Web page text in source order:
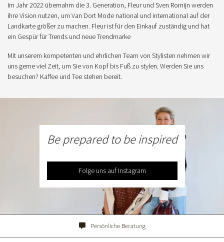
Im Jahr 2022 übernahm die 3. Generation, Fleur und Sven Romijn werden
ihre Vision nutzen, um Van Dort Mode national und international auf der
Landkarte größer zu machen. Fleur ist für den Einkauf zuständig und hat
ein Gespür für Trends und neue Trendmarke
Mit unserem kompetenten und ehrlichen Team von Stylisten nehmen wir
uns gerne viel Zeit, um Sie von Kopf bis Fuß zu stylen. Werden Sie uns
besuchen? Kaffee und Tee stehen bereit.
Be prepared to be inspired
Folge uns auf Instagram
Persönliche Beratung